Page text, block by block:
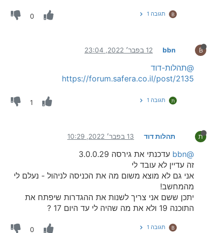
B תגובה 1 0
B
bbn 12 בפבר׳ 2022, 23:04
@תהלות-דוד
https://forum.safera.co.il/post/2135
ת תגובה 1 1
ת תהלות דוד 13 בפבר׳ 2022, 10:29
@bbn
עדכנתי את גירסה 3.0.0.29
זה עדיין לא עובד לי
אני גם לא מוצא משום מה את הכניסה לניהול - נעלם לי
מהמחשב!
יתכן ששם אני צריך לשנות את ההגדרות שיפתח את
התוכנה 19 ולא את מה שהיה לי עד היום 17 ?
B תגובה 1 0